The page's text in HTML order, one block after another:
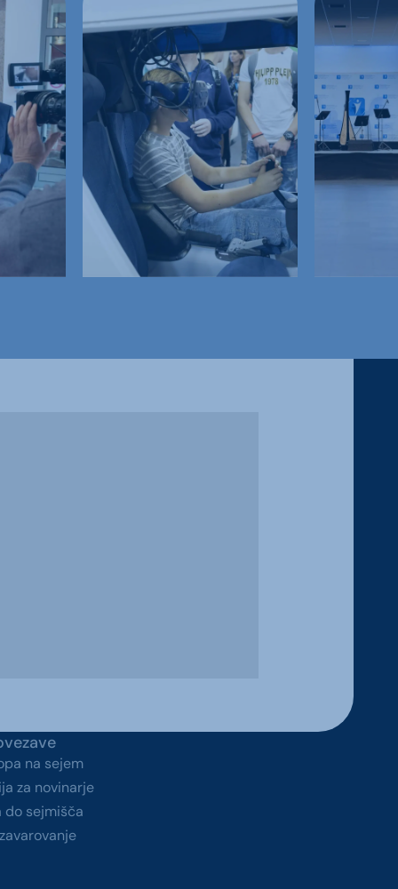
na sejem
za novinarje
do sejmišča